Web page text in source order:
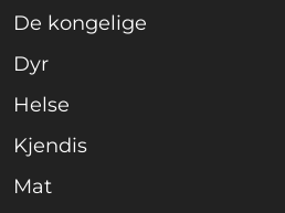
De kongelige
Dyr
Helse
Kjendis
Mat